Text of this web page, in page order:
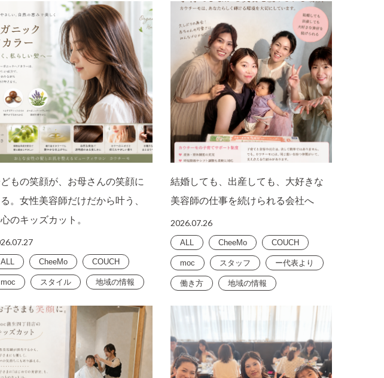
もの笑顔が、お母さんの笑顔に
。女性美容師だけだから叶う、
のキッズカット。
ALL CheeMo COUCH
moc スタイル 地域の情報
結婚しても、出産しても、大好きな
美容師の仕事を続けられる会社へ
2026.07.26
ALL CheeMo COUCH
moc スタッフ ー代表より
働き方 地域の情報